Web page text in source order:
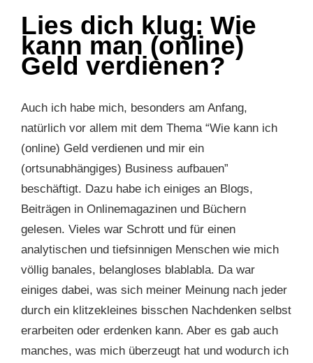
Lies dich klug: Wie
kann man (online)
Geld verdienen?
Auch ich habe mich, besonders am Anfang,
natürlich vor allem mit dem Thema “Wie kann ich
(online) Geld verdienen und mir ein
(ortsunabhängiges) Business aufbauen”
beschäftigt. Dazu habe ich einiges an Blogs,
Beiträgen in Onlinemagazinen und Büchern
gelesen. Vieles war Schrott und für einen
analytischen und tiefsinnigen Menschen wie mich
völlig banales, belangloses blablabla. Da war
einiges dabei, was sich meiner Meinung nach jeder
durch ein klitzekleines bisschen Nachdenken selbst
erarbeiten oder erdenken kann. Aber es gab auch
manches, was mich überzeugt hat und wodurch ich